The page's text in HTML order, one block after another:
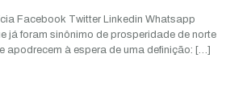
Facebook Twitter Linkedin Whatsapp
já foram sinônimo de prosperidade de norte
apodrecem à espera de uma definição: […]